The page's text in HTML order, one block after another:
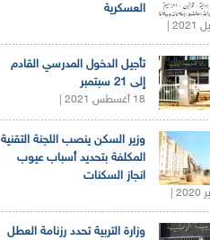
العسكرية
تأجيل الدخول المدرسي القادم
إلى 21 سبتمبر
18 أغسطس 2021 |
وزير السكن ينصب اللجنة التقنية
المكلفة بتحديد أسباب عيوب
انجاز السكنات
وزارة التربية تحدد رزنامة العطل